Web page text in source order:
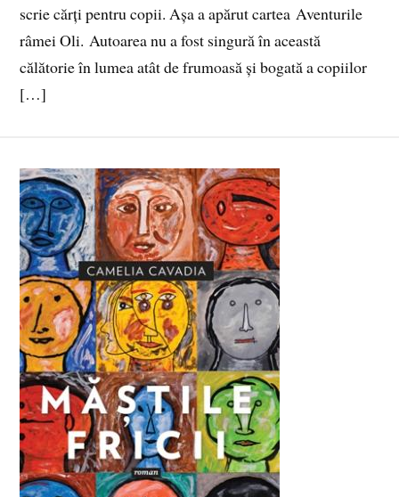
scrie cărți pentru copii. Așa a apărut cartea Aventurile
râmei Oli. Autoarea nu a fost singură în această
călătorie în lumea atât de frumoasă și bogată a copiilor
[…]